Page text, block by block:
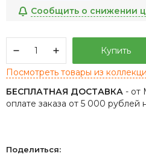
Сообщить о снижении
Купить
Посмотреть товары из
БЕСПЛАТНАЯ ДОСТАВКА - от
оплате заказа от 5 000 рублей
Поделиться: